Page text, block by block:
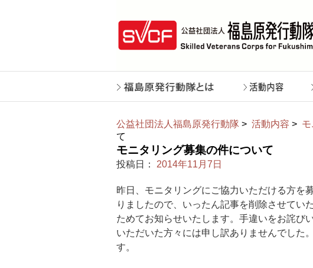
公益社団法人福島原発行動隊 > 活動内容 >
て
モニタリング募集の件について
投稿日： 2014年11月7日
昨日、モニタリングにご協力いただける方を
りましたので、いったん記事を削除させてい
ためてお知らせいたします。手違いをお詫び
いただいた方々には申し訳ありませんでした
す。